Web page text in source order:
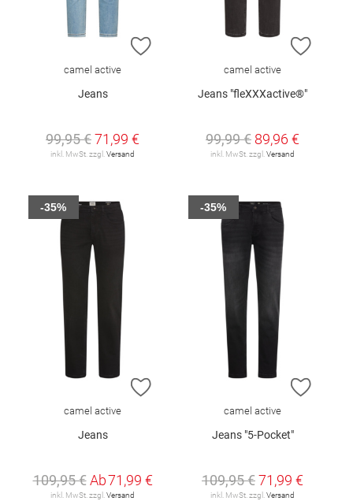
ZUR WUNSCHLISTE HINZUFÜGEN
camel active
Jeans
99,95 €71,99 €
inkl. MwSt. zzgl.Versand
ZUR
camel active
Jeans "fleXXXactive®"
99,99 € 89,96 €
inkl. MwSt. zzgl.Versand
ZUR WUNSCHLISTE HINZUFÜGEN
camel active
Jeans
109,95 € Ab71,99 €
inkl. MwSt. zzgl. Versand
-35%
ZUR
camel active
Jeans "5-Pocket"
109,95 €71,99 €
inkl. MwSt. zzgl. Versand
-35%